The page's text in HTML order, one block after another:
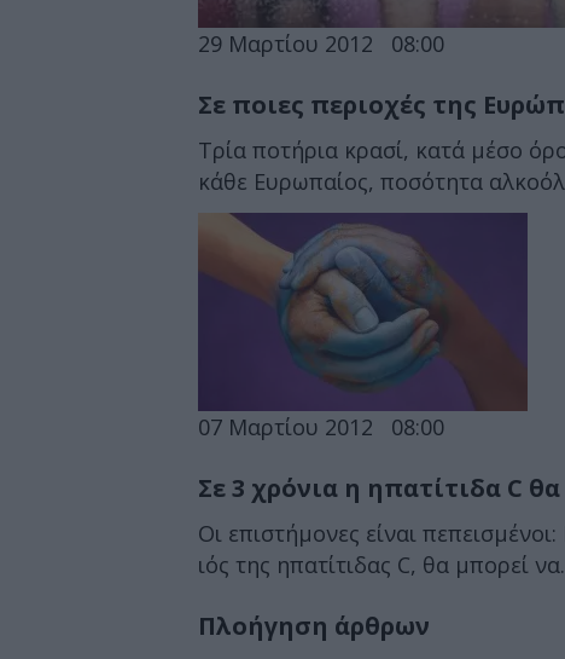
29 Μαρτίου 2012 08:00
Σε ποιες περιοχές της
Τρία ποτήρια κρασί, κατά μέσο
κάθε Ευρωπαίος, ποσότητα
07 Μαρτίου 2012 08:00
Σε 3 χρόνια η ηπατίτιδα C θα
Οι επιστήμονες είναι
ιός της ηπατίτιδας C, θα μπορεί
Πλοήγηση άρθρων